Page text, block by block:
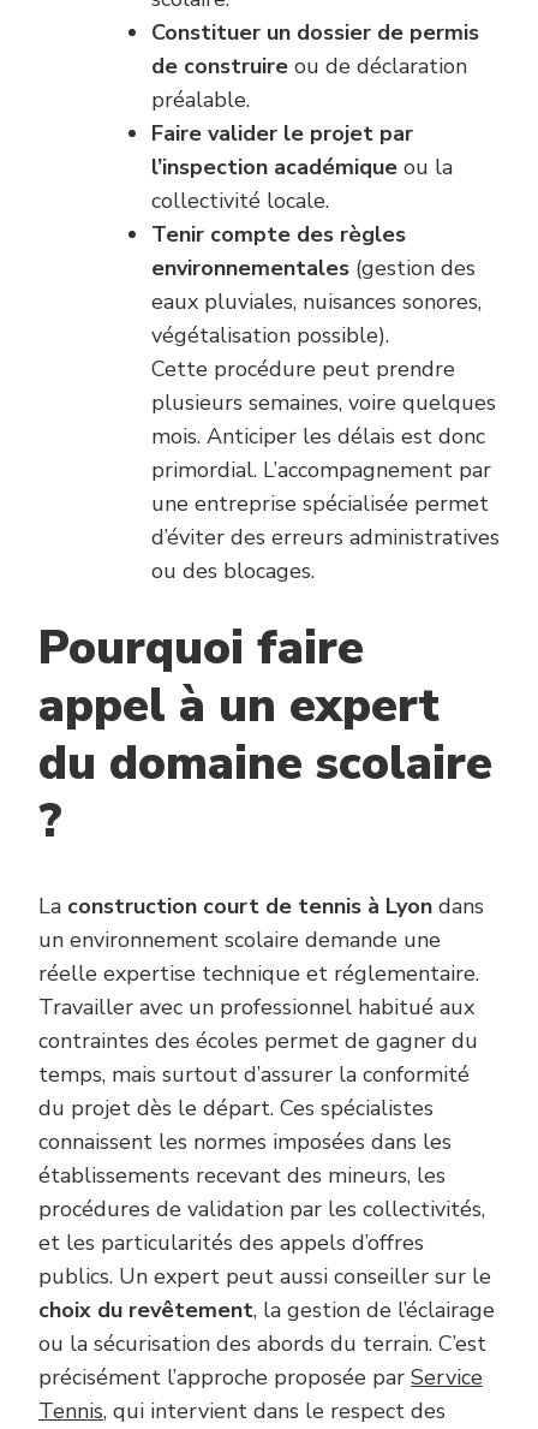
Constituer un dossier de permis
de construire ou de déclaration
préalable.
Faire valider le projet par
l’inspection académique ou la
collectivité locale.
Tenir compte des règles
environnementales (gestion des
eaux pluviales, nuisances sonores,
végétalisation possible).
Cette procédure peut prendre
plusieurs semaines, voire quelques
mois. Anticiper les délais est donc
primordial. L’accompagnement par
une entreprise spécialisée permet
d’éviter des erreurs administratives
ou des blocages.
Pourquoi faire
appel à un expert
du domaine scolaire
?
La construction court de tennis à Lyon dans
un environnement scolaire demande une
réelle expertise technique et réglementaire.
Travailler avec un professionnel habitué aux
contraintes des écoles permet de gagner du
temps, mais surtout d’assurer la conformité
du projet dès le départ. Ces spécialistes
connaissent les normes imposées dans les
établissements recevant des mineurs, les
procédures de validation par les collectivités,
et les particularités des appels d’offres
publics. Un expert peut aussi conseiller sur le
choix du revêtement, la gestion de l’éclairage
ou la sécurisation des abords du terrain. C’est
précisément l’approche proposée par Service
Tennis, qui intervient dans le respect des